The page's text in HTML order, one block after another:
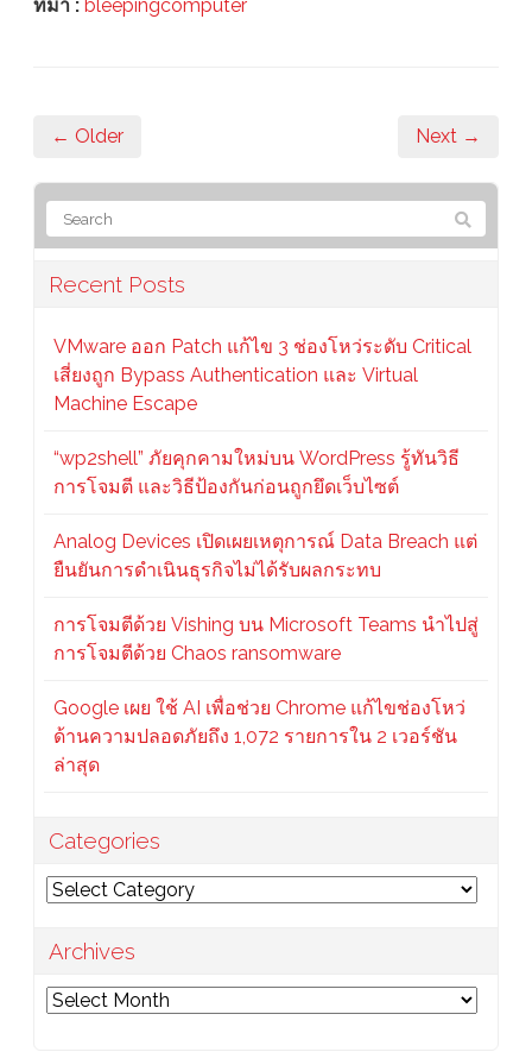
ที่มา : bleepingcomputer
← Older Next →
Recent Posts
VMware ออก Patch แก้ไข 3 ช่องโหว่ระดับ Critical
เสี่ยงถูก Bypass Authentication และ Virtual
Machine Escape
“wp2shell” ภัยคุกคามใหม่บน WordPress รู้ทันวิธี
การโจมตี และวิธีป้องกันก่อนถูกยึดเว็บไซต์
Analog Devices เปิดเผยเหตุการณ์ Data Breach แต่
ยืนยันการดำเนินธุรกิจไม่ได้รับผลกระทบ
การโจมตีด้วย Vishing บน Microsoft Teams นำไปสู่
การโจมตีด้วย Chaos ransomware
Google เผย ใช้ AI เพื่อช่วย Chrome แก้ไขช่องโหว่
ด้านความปลอดภัยถึง 1,072 รายการใน 2 เวอร์ชัน
ล่าสุด
Categories
Categories
Archives
Archives